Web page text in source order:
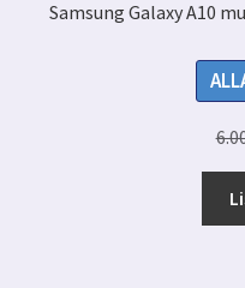
Samsung Galaxy A10